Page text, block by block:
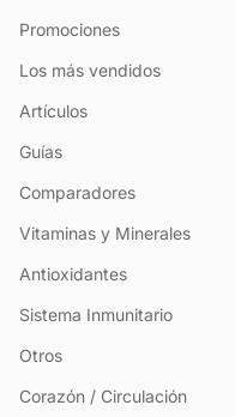
Promociones
Los más vendidos
Artículos
Guías
Comparadores
Vitaminas y Minerales
Antioxidantes
Sistema Inmunitario
Otros
Corazón / Circulación